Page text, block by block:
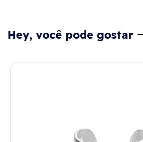
Hey, você pode gostar